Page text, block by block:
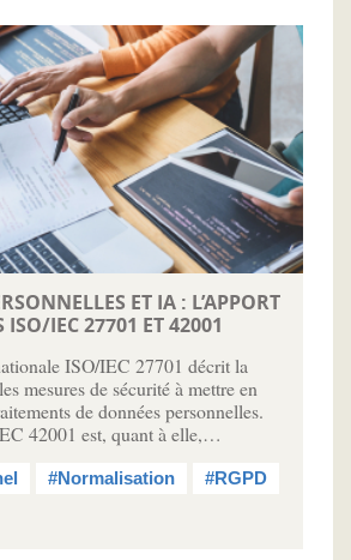
ET IA : L’APPORT
ISO/IEC 27701 ET 42001
ISO/IEC 27701 décrit la
mesures de sécurité à mettre en
de données personnelles.
42001 est, quant à elle,…
#Normalisation #RGPD